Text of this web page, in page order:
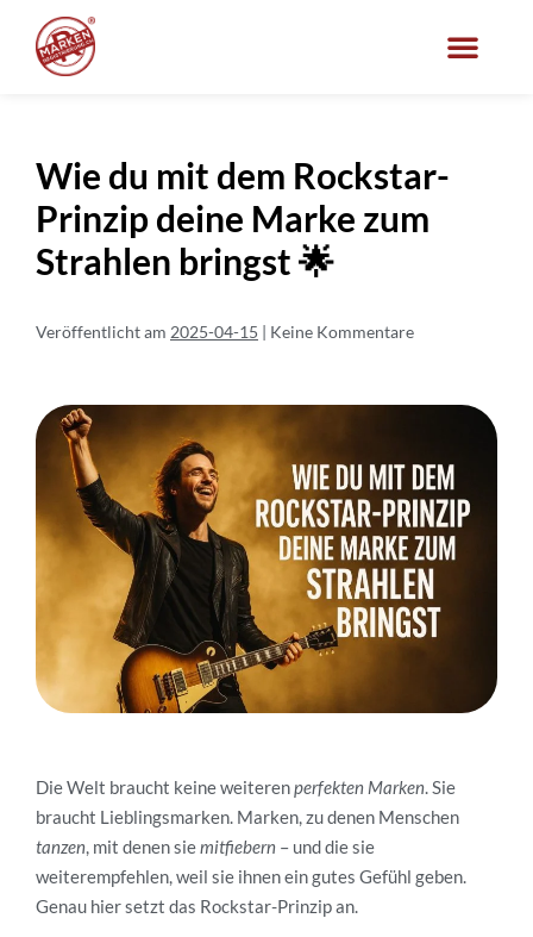
Wie du mit dem Rockstar-
Prinzip deine Marke zum
Strahlen bringst 🌟
Veröffentlicht am 2025-04-15 | Keine Kommentare
Die Welt braucht keine weiterenperfekten Marken. Sie
braucht Lieblingsmarken. Marken, zu denen Menschen
tanzen, mit denen siemitfiebern – und die sie
weiterempfehlen, weil sie ihnen ein gutes Gefühl geben.
Genau hier setzt das Rockstar-Prinzip an.